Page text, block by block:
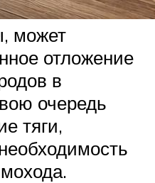
может
отложение
в
очередь
тяги,